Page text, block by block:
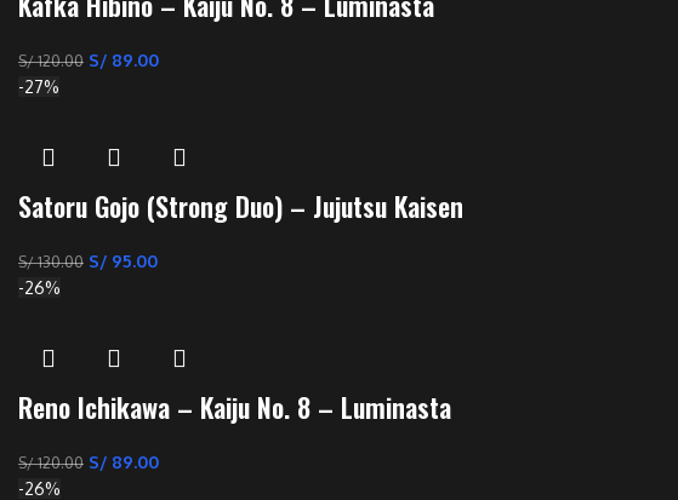
S/120.00 S/ 89.00
-27%
Satoru Gojo (Strong Duo) – Jujutsu Kaisen
S/130.00 S/ 95.00
-26%
Reno Ichikawa – Kaiju No. 8 – Luminasta
S/120.00 S/ 89.00
-26%